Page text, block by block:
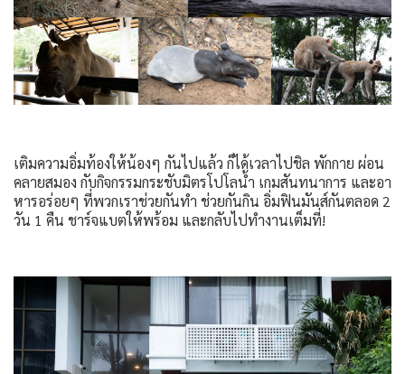
เติมความอิ่มท้องให้น้องๆ กันไปแล้ว ก็ได้เวลาไปชิล พักกาย ผ่อน
คลายสมอง กับกิจกรรมกระชับมิตรโปโลน้ำ เกมสันทนาการ และอา
หารอร่อยๆ ที่พวกเราช่วยกันทำ ช่วยกันกิน อิ่มฟินมันส์กันตลอด 2
วัน 1 คืน ชาร์จแบตให้พร้อม และกลับไปทำงานเต็มที่!